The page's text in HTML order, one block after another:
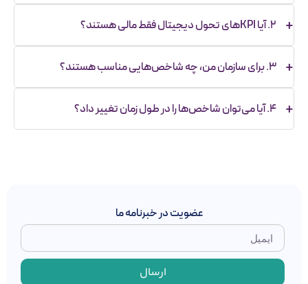
واقعاً مؤثر بوده‌اند یا نه. شاخص های تحول دیجیتال به شما
کمک می‌کنند عملکرد را به‌درستی ارزیابی و تصمیم‌گیری‌های
آگاهانه‌تری انجام دهید.
۲. آیا KPIهای تحول دیجیتال فقط مالی هستند؟
نمی‌شوند. شاخص‌هایی برای تجربه مشتری، نوآوری،
بهره‌وری عملیاتی، مشارکت کارکنان و بسیاری از حوزه‌های
دیگر هم وجود دارد.
۳. برای سازمان من، چه شاخص‌هایی مناسب هستند؟
مسیر تحول قرار دارد، باید شاخص‌های مخصوص به خود را
تعریف کند. یادگیری اصول این شاخص‌ها در آموزش تحول
۴. آیا می‌توان شاخص‌ها را در طول زمان تغییر داد؟
عضویت در خبرنامه ما
ارسال